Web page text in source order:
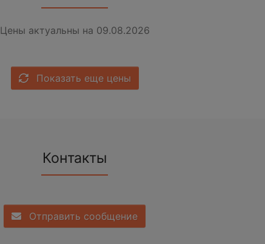
Цены актуальны на 09.08.2026
Показать еще цены
Контакты
Отправить сообщение